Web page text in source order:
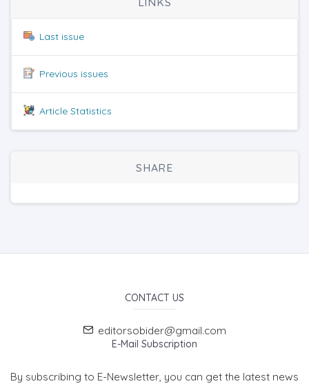
Last issue
Previous issues
Article Statistics
SHARE
CONTACT US
editorsobider@gmail.com
E-Mail Subscription
By subscribing to E-Newsletter, you can get the latest news